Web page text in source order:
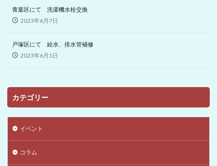
青葉区にて 洗濯機水栓交換
2023年6月7日
戸塚区にて 給水、排水管補修
2023年6月1日
カテゴリー
イベント
コラム